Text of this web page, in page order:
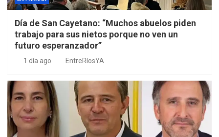
Día de San Cayetano: “Muchos abuelos piden
trabajo para sus nietos porque no ven un
futuro esperanzador”
1 día ago EntreRíosYA